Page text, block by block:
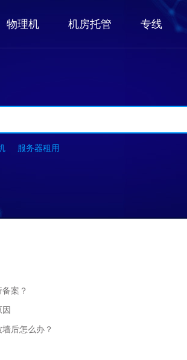
物理机 机房托管 专线
服务器租用
案？
后怎么办？